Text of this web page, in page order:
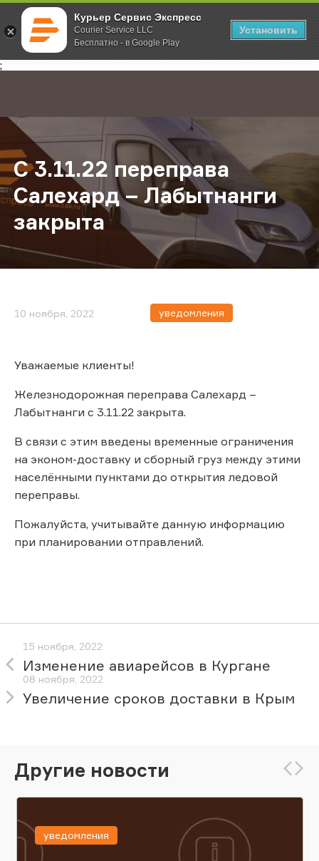
Курьер Сервис Экспресс
Courier Service LLC
Бесплатно - в Google Play
Установить
;
Главная О компании Новости С 3.11.22 переправа Салехард –
С 3.11.22 переправа
Салехард – Лабытнанги
закрыта
10 ноября, 2022 уведомления
Уважаемые клиенты!
Железнодорожная переправа Салехард –
Лабытнанги с 3.11.22 закрыта.
В связи с этим введены временные ограничения
на эконом-доставку и сборный груз между этими
населёнными пунктами до открытия ледовой
переправы.
Пожалуйста, учитывайте данную информацию
при планировании отправлений.
15 ноября, 2022
Изменение авиарейсов в Кургане
08 ноября, 2022
Увеличение сроков доставки в Крым
Другие новости
уведомления